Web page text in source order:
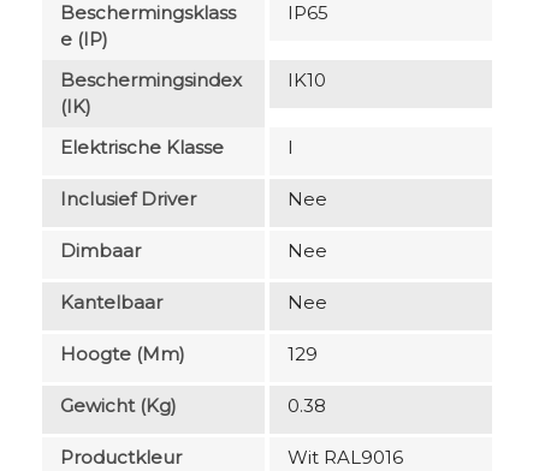
Beschermingsklass
E (IP)
IP65
Beschermingsindex
(IK)
IK10
Elektrische Klasse I
Inclusief Driver Nee
Dimbaar Nee
Kantelbaar Nee
Hoogte (mm) 129
Gewicht (kg) 0.38
Productkleur Wit RAL9016